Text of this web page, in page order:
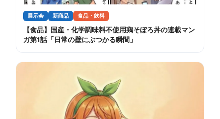
展示会 新商品 食品・飲料
【食品】国産・化学調味料不使用鶏そぼろ丼の連載マン
ガ第1話「日常の壁にぶつかる瞬間」